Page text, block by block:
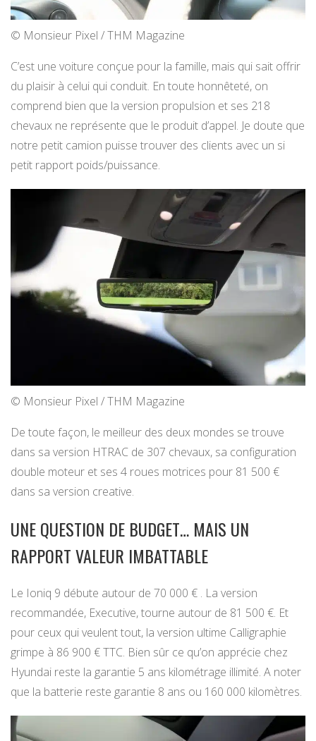
© Monsieur Pixel / THM Magazine
C’est une voiture conçue pour la famille, mais qui sait offrir
du plaisir à celui qui conduit. En toute honnêteté, on
comprend bien que la version propulsion et ses 218
chevaux ne représente que le produit d’appel. Je doute que
notre petit camion puisse trouver des clients avec un si
petit rapport poids/puissance.
© Monsieur Pixel / THM Magazine
De toute façon, le meilleur des deux mondes se trouve
dans sa version HTRAC de 307 chevaux, sa configuration
double moteur et ses 4 roues motrices pour 81 500 €
dans sa version creative.
UNE QUESTION DE BUDGET… MAIS UN
RAPPORT VALEUR IMBATTABLE
Le Ioniq 9 débute autour de 70 000 € . La version
recommandée, Executive, tourne autour de 81 500 €. Et
pour ceux qui veulent tout, la version ultime Calligraphie
grimpe à 86 900 € TTC. Bien sûr ce qu’on apprécie chez
Hyundai reste la garantie 5 ans kilométrage illimité. A noter
que la batterie reste garantie 8 ans ou 160 000 kilomètres.